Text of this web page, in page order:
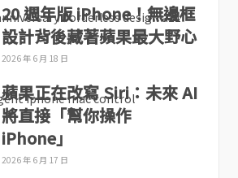
20 週年版 iPhone！無邊框
設計背後藏著蘋果最大野心
2026 年 6 月 18 日
蘋果正在改寫 Siri：未來 AI
將直接「幫你操作
iPhone」
2026 年 6 月 17 日